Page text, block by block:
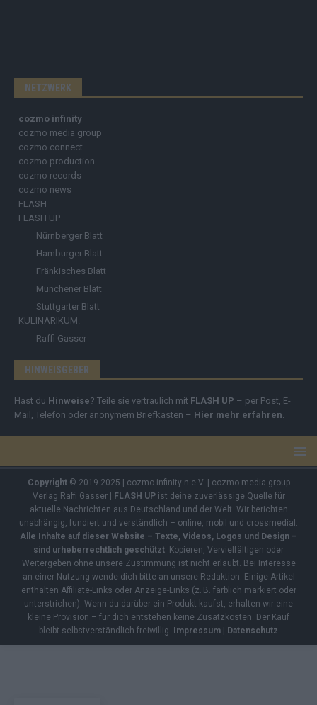
NETZWERK
cozmo infinity
cozmo media group
cozmo connect
cozmo production
cozmo records
cozmo news
FLASH
FLASH UP
Nürnberger Blatt
Hamburger Blatt
Fränkisches Blatt
Münchener Blatt
Stuttgarter Blatt
KULINARIKUM.
Raffi Gasser
HINWEISGEBER
Hast du Hinweise? Teile sie vertraulich mit FLASH UP – per Post, E-
Mail, Telefon oder anonymem Briefkasten – Hier mehr erfahren.
Copyright© 2019-2025 | cozmo infinity n.e.V. | cozmo media group
Verlag Raffi Gasser |
FLASH UPist deine zuverlässige Quelle für
aktuelle Nachrichten aus Deutschland und der Welt. Wir berichten
unabhängig, fundiert und verständlich – online, mobil und crossmedial.
Alle Inhalte auf dieser Website – Texte, Videos, Logos und Design –
sind urheberrechtlich geschützt. Kopieren, Vervielfältigen oder
Weitergeben ohne unsere Zustimmung ist nicht erlaubt. Bei Interesse
an einer Nutzung wende dich bitte an unsere Redaktion. Einige Artikel
enthalten Affiliate-Links oder Anzeige-Links (z. B. farblich markiert oder
unterstrichen). Wenn du darüber ein Produkt kaufst, erhalten wir eine
kleine Provision – für dich entstehen keine Zusatzkosten. Der Kauf
bleibt selbstverständlich freiwillig.
Impressum Datenschutz